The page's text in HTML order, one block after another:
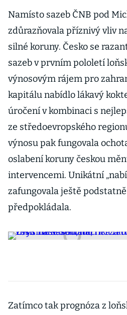
Namísto sazeb ČNB pod
zdůrazňovala příznivý vliv
silné koruny. Česko se
sazeb v prvním pololetí
výnosovým rájem pro
kapitálu nabídlo lákavý
úročení v kombinaci s
ze středoevropského
výnosu pak fungovala
oslabení koruny českou
intervencemi. Unikátní
zafungovala ještě podstatně
předpokládala.
Zatímco tak prognóza z